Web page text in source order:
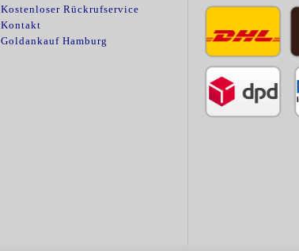
Kostenloser Rückrufservice
Kontakt
Goldankauf Hamburg